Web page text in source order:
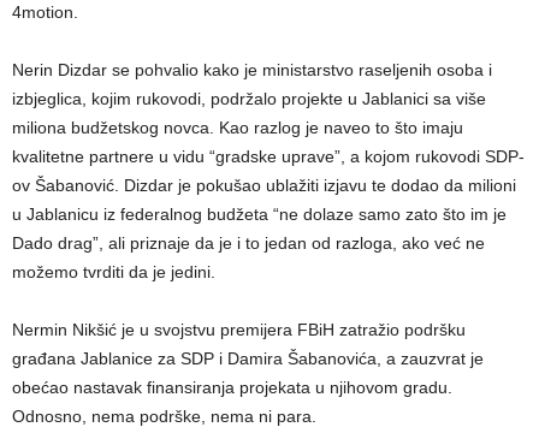
4motion.
Nerin Dizdar se pohvalio kako je ministarstvo raseljenih osoba i
izbjeglica, kojim rukovodi, podržalo projekte u Jablanici sa više
miliona budžetskog novca. Kao razlog je naveo to što imaju
kvalitetne partnere u vidu “gradske uprave”, a kojom rukovodi SDP-
ov Šabanović. Dizdar je pokušao ublažiti izjavu te dodao da milioni
u Jablanicu iz federalnog budžeta “ne dolaze samo zato što im je
Dado drag”, ali priznaje da je i to jedan od razloga, ako već ne
možemo tvrditi da je jedini.
Nermin Nikšić je u svojstvu premijera FBiH zatražio podršku
građana Jablanice za SDP i Damira Šabanovića, a zauzvrat je
obećao nastavak finansiranja projekata u njihovom gradu.
Odnosno, nema podrške, nema ni para.